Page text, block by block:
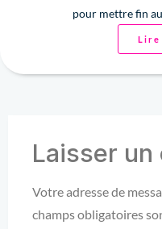
pour mettre fin
Lire
Laisser
Votre adresse de
champs obligatoires